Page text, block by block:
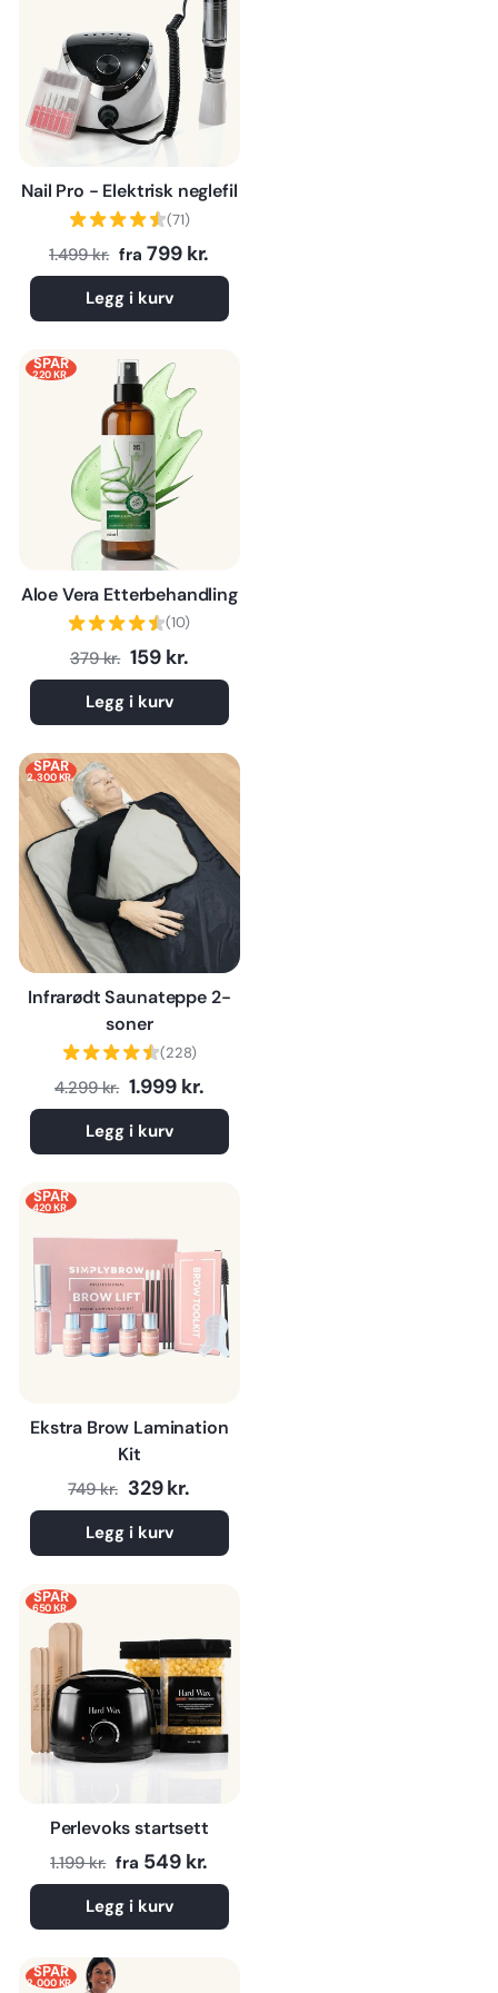
Nail Pro - Elektrisk neglefil
(71)
Normalpris
1.499 kr. Tilbudspris
fra 799 kr.
Legg i kurv
SPAR
220 KR.
Aloe Vera Etterbehandling
(10)
Normalpris
379 kr. Tilbudspris
159 kr.
Legg i kurv
SPAR
2.300 KR.
Infrarødt Saunateppe 2-
soner
(228)
Normalpris
4.299 kr. Tilbudspris
1.999 kr.
Legg i kurv
SPAR
420 KR.
Ekstra Brow Lamination
Kit
Normalpris
749 kr. Tilbudspris
329 kr.
Legg i kurv
SPAR
650 KR.
Perlevoks startsett
Normalpris
1.199 kr. Tilbudspris
fra 549 kr.
Legg i kurv
SPAR
2.000 KR.